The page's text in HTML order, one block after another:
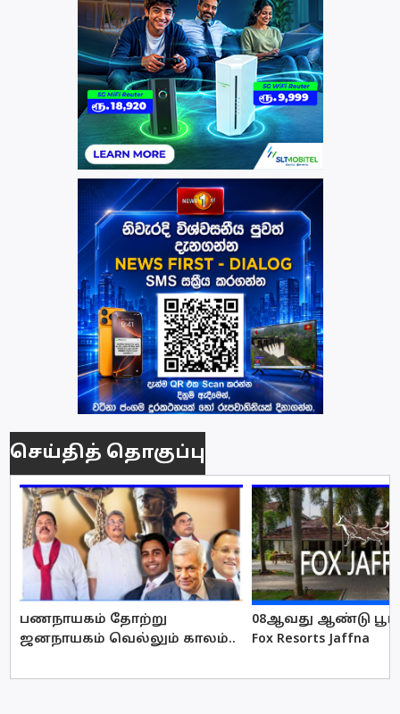
செய்தித் தொகுப்பு
பணநாயகம் தோற்று
ஜனநாயகம் வெல்லும் காலம்..
08ஆவது ஆண்டு
Fox Resorts Jaffna